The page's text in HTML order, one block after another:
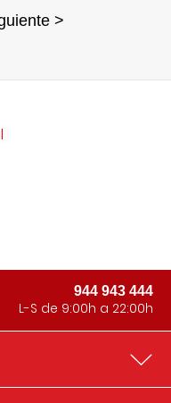
>
944 943 444
L-S de 9:00h a 22:00h